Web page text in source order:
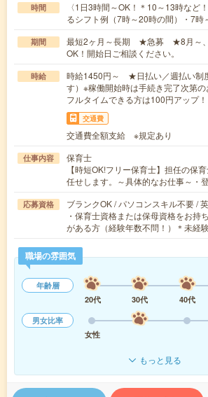
時間
〈1日3時間～OK！＊10～13時など
るシフト例（7時～20時の間）・7
期間
最短2ヶ月～長期 ★急募 ★8月～、
OK！開始日ご相談ください。
時給
時給1450円～ ★日払い／週払い制
す）※稼働開始時は手続き完了次第
フルタイムできる方は100円アップ！
交通費
交通費全額支給 ※規定あり
仕事内容
保育士
【時短OK!フリー保育士】担任の保
任せします。～具体的なお仕事～・
応募資格
ブランクOK / パソコンスキル不要 /
・保育士資格または保母資格をお持
がある方（経験年数不問！）＊未経
職場の雰囲気
年齢層
20代
30代 40代
男女比率
女性
もっと見る